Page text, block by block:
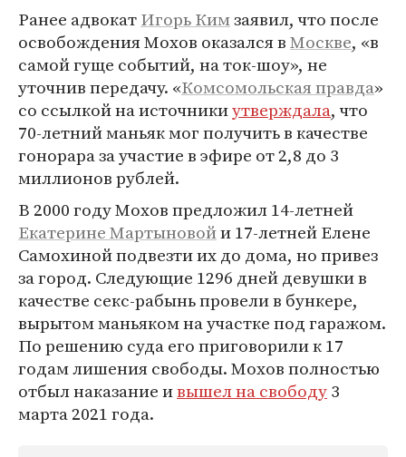
Ранее адвокатИгорь Кимзаявил, что после
освобождения Мохов оказался вМоскве, «в
самой гуще событий, на ток-шоу», не
уточнив передачу. «Комсомольская правда»
со ссылкой на источникиутверждала, что
70-летний маньяк мог получить в качестве
гонорара за участие в эфире от 2,8 до 3
миллионов рублей.
В 2000 году Мохов предложил 14-летней
Екатерине Мартыновойи 17-летней Елене
Самохиной подвезти их до дома, но привез
за город. Следующие 1296 дней девушки в
качестве секс-рабынь провели в бункере,
вырытом маньяком на участке под гаражом.
По решению суда его приговорили к 17
годам лишения свободы. Мохов полностью
отбыл наказание ивышел на свободу3
марта 2021 года.